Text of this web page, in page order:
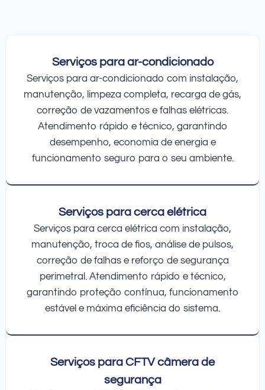
Serviços para ar-condicionado
Serviços para ar-condicionado com instalação,
manutenção, limpeza completa, recarga de gás,
correção de vazamentos e falhas elétricas.
Atendimento rápido e técnico, garantindo
desempenho, economia de energia e
funcionamento seguro para o seu ambiente.
Serviços para cerca elétrica
Serviços para cerca elétrica com instalação,
manutenção, troca de fios, análise de pulsos,
correção de falhas e reforço de segurança
perimetral. Atendimento rápido e técnico,
garantindo proteção contínua, funcionamento
estável e máxima eficiência do sistema.
Serviços para CFTV câmera de
segurança